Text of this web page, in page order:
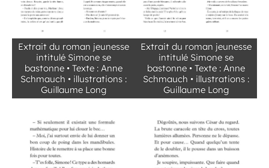
Extrait du roman jeunesse
intitulé Simone se
bastonne • Texte : Anne
Schmauch • illustrations :
Guillaume Long
Extrait du roman jeunesse
intitulé Simone se
bastonne • Texte : Anne
Schmauch • illustrations :
Guillaume Long